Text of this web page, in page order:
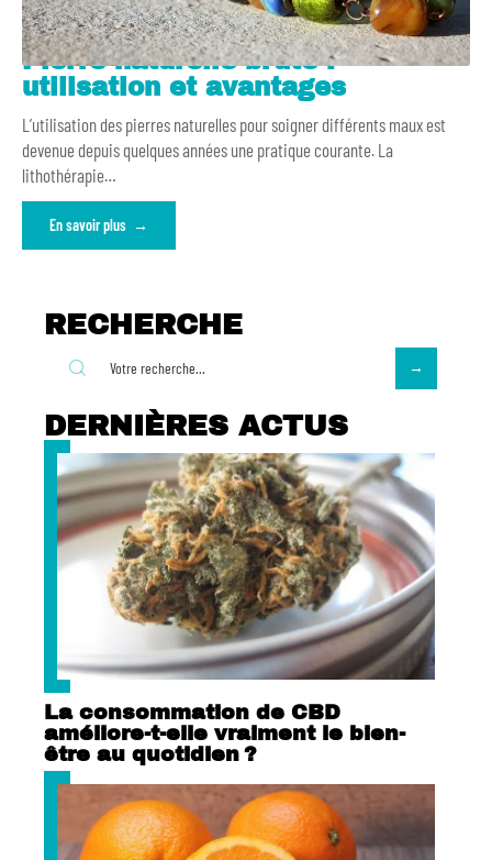
Pierre naturelle brute :
utilisation et avantages
L’utilisation des pierres naturelles pour soigner différents maux est
devenue depuis quelques années une pratique courante. La
lithothérapie…
En savoir plus
RECHERCHE
DERNIÈRES ACTUS
La consommation de CBD
améliore-t-elle vraiment le bien-
être au quotidien ?